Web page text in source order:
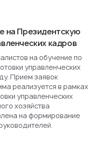
на Президентскую
кадров
на обучение по
управленческих
Прием заявок
реализуется в рамках
управленческих
хозяйства
на формирование